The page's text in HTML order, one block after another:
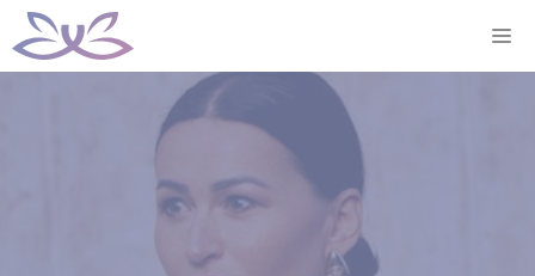
Aller
au